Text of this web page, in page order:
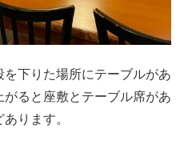
下りた場所にテーブルがあ
ると座敷とテーブル席があ
ります。